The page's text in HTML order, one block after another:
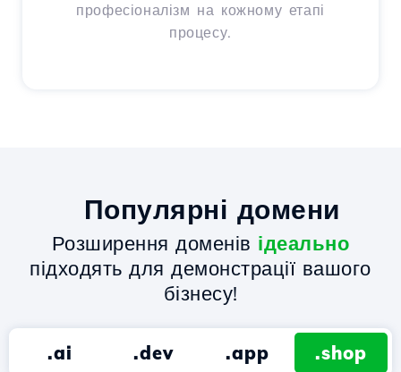
професіоналізм на кожному етапі
процесу.
Популярні домени
Розширення доменів ідеально
підходять для демонстрації вашого
бізнесу!
.ai .dev .app .shop